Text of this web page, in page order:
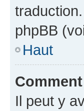
phpBB
Haut
Il peut y